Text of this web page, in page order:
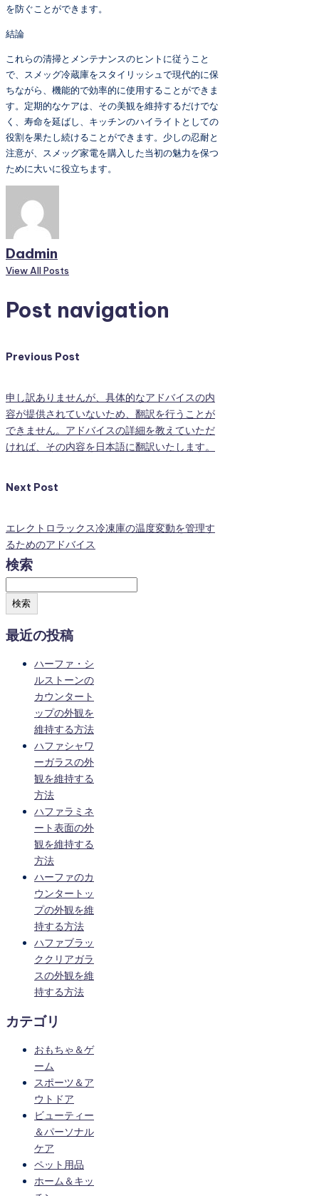
を防ぐことができます。
結論
これらの清掃とメンテナンスのヒントに従うこと
で、スメッグ冷蔵庫をスタイリッシュで現代的に保
ちながら、機能的で効率的に使用することができま
す。定期的なケアは、その美観を維持するだけでな
く、寿命を延ばし、キッチンのハイライトとしての
役割を果たし続けることができます。少しの忍耐と
注意が、スメッグ家電を購入した当初の魅力を保つ
ために大いに役立ちます。
Dadmin
View All Posts
Post navigation
Previous Post
申し訳ありませんが、具体的なアドバイスの内
容が提供されていないため、翻訳を行うことが
できません。アドバイスの詳細を教えていただ
ければ、その内容を日本語に翻訳いたします。
Next Post
エレクトロラックス冷凍庫の温度変動を管理す
るためのアドバイス
検索
検索
最近の投稿
ハーファ・シ
ルストーンの
カウンタート
ップの外観を
維持する方法
ハファシャワ
ーガラスの外
観を維持する
方法
ハファラミネ
ート表面の外
観を維持する
方法
ハーファのカ
ウンタートッ
プの外観を維
持する方法
ハファブラッ
ククリアガラ
スの外観を維
持する方法
カテゴリ
おもちゃ＆ゲ
ーム
スポーツ＆ア
ウトドア
ビューティー
＆パーソナル
ケア
ペット用品
ホーム＆キッ